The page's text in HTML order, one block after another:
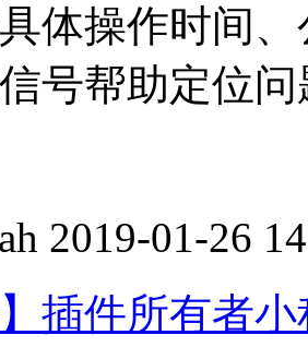
体操作时间
号帮助定位问
2019-01-26
】插件所有者